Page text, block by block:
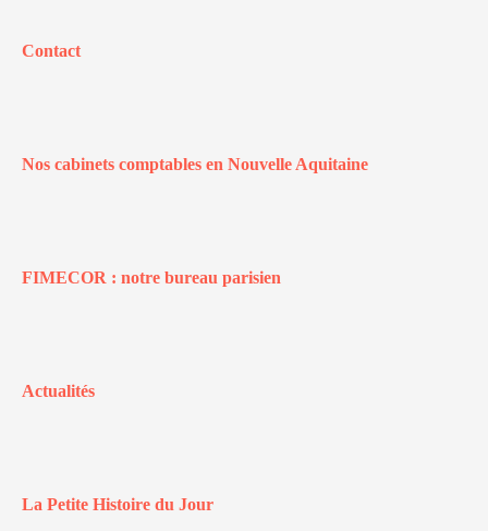
Contact
Nos cabinets comptables en Nouvelle Aquitaine
FIMECOR : notre bureau parisien
Actualités
La Petite Histoire du Jour